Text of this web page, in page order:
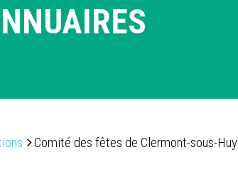
Comité des fêtes de Clermont-sous-Huy